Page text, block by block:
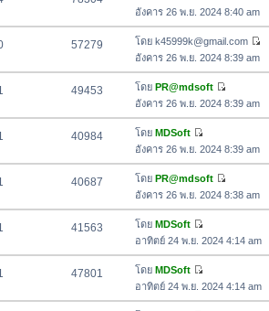
สุ
ม
ล่
า
สุ
ค
ว
า
ม
ล่
า
สุ
ดู
ข้
อ
ค
ว
า
ม
ล่
สุ
อังคาร 26 พ.ย. 2024 8:40 am
57279 โดย k45999k@gmail.com
ข้
ว
ล่
อังคาร 26 พ.ย. 2024 8:39 am
49453 โดย PR@mdsoft
ดู
ข้
ค
ว
ม
ล่
สุ
อังคาร 26 พ.ย. 2024 8:39 am
40984 โดย MDSoft
ดู
ข้
อ
ค
ว
ม
ล่
สุ
อังคาร 26 พ.ย. 2024 8:39 am
40687 โดย PR@mdsoft
ดู
ข้
ค
ว
ม
ล่
อังคาร 26 พ.ย. 2024 8:38 am
41563 โดย MDSoft
ดู
ข้
ค
ว
อาทิตย์ 24 พ.ย. 2024 4:14 am
47801 โดย MDSoft
ดู
ข้
อาทิตย์ 24 พ.ย. 2024 4:14 am